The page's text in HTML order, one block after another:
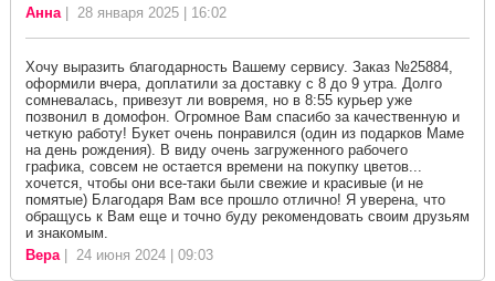
Анна| 28 января 2025 | 16:02
Хочу выразить благодарность Вашему сервису. Заказ №25884,
оформили вчера, доплатили за доставку с 8 до 9 утра. Долго
сомневалась, привезут ли вовремя, но в 8:55 курьер уже
позвонил в домофон. Огромное Вам спасибо за качественную и
четкую работу! Букет очень понравился (один из подарков Маме
на день рождения). В виду очень загруженного рабочего
графика, совсем не остается времени на покупку цветов...
хочется, чтобы они все-таки были свежие и красивые (и не
помятые) Благодаря Вам все прошло отлично! Я уверена, что
обращусь к Вам еще и точно буду рекомендовать своим друзьям
и знакомым.
Вера| 24 июня 2024 | 09:03